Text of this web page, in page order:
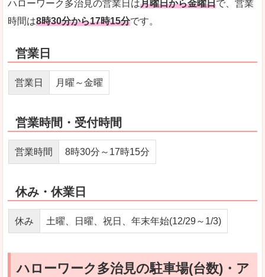
ハローワーク多治見の営業日は月曜日から金曜日で、営業
時間は8時30分から17時15分です。
営業日
営業日 月曜～金曜
営業時間・受付時間
営業時間 8時30分～17時15分
休み・休業日
休み 土曜、日曜、祝日、年末年始(12/29～1/3)
ハローワーク多治見の駐車場(台数)・ア